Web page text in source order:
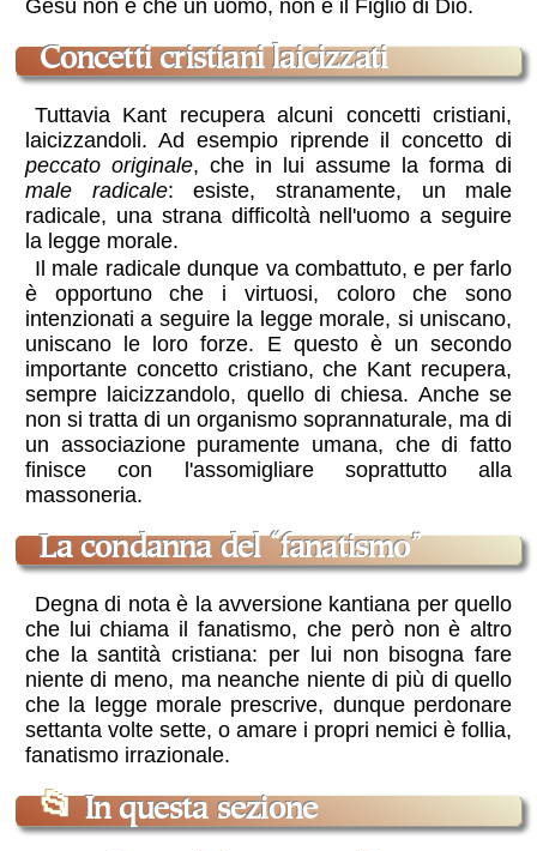
Gesù non è che un uomo, non è il Figlio di Dio.
concetti cristiani laicizzati
Tuttavia Kant recupera alcuni concetti cristiani,
laicizzandoli. Ad esempio riprende il concetto di
peccato originale, che in lui assume la forma di
male radicale: esiste, stranamente, un male
radicale, una strana difficoltà nell'uomo a seguire
la legge morale.
Il male radicale dunque va combattuto, e per farlo
è opportuno che i virtuosi, coloro che sono
intenzionati a seguire la legge morale, si uniscano,
uniscano le loro forze. E questo è un secondo
importante concetto cristiano, che Kant recupera,
sempre laicizzandolo, quello di chiesa. Anche se
non si tratta di un organismo soprannaturale, ma di
un associazione puramente umana, che di fatto
finisce con l'assomigliare soprattutto alla
massoneria.
la condanna del “fanatismo”
Degna di nota è la avversione kantiana per quello
che lui chiama il fanatismo, che però non è altro
che la santità cristiana: per lui non bisogna fare
niente di meno, ma neanche niente di più di quello
che la legge morale prescrive, dunque perdonare
settanta volte sette, o amare i propri nemici è follia,
fanatismo irrazionale.
📂 In questa sezione